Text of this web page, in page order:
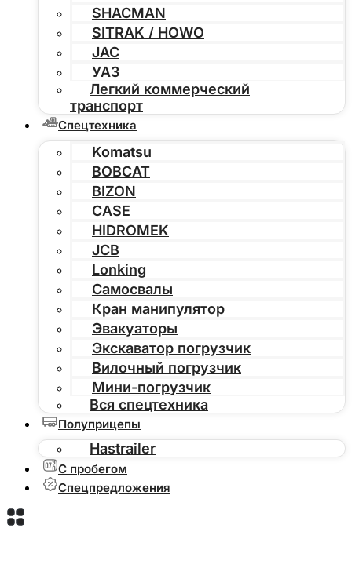
SHACMAN
SITRAK / HOWO
JAC
УАЗ
Легкий коммерческий
транспорт
Спецтехника
Komatsu
BOBCAT
BIZON
CASE
HIDROMEK
JCB
Lonking
Самосвалы
Кран манипулятор
Эвакуаторы
Экскаватор погрузчик
Вилочный погрузчик
Мини-погрузчик
Вся спецтехника
Полуприцепы
Hastrailer
С пробегом
Спецпредложения